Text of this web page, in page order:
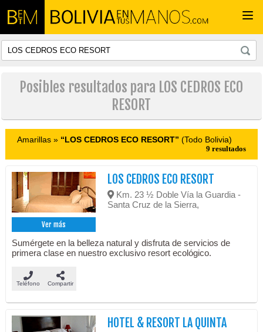
Posibles resultados para LOS CEDROS ECO
RESORT
Amarillas » “LOS CEDROS ECO RESORT” (Todo Bolivia)
9 resultados
Ver más
LOS CEDROS ECO RESORT
Km. 23 ½ Doble Vía la Guardia -
Santa Cruz de la Sierra,
Sumérgete en la belleza natural y disfruta de servicios de
primera clase en nuestro exclusivo resort ecológico.
Teléfono Compartir
HOTEL & RESORT LA QUINTA